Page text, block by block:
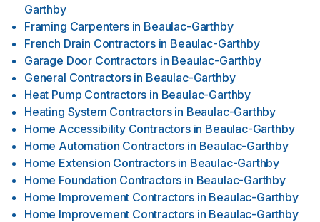
Garthby
Framing Carpenters in Beaulac-Garthby
French Drain Contractors in Beaulac-Garthby
Garage Door Contractors in Beaulac-Garthby
General Contractors in Beaulac-Garthby
Heat Pump Contractors in Beaulac-Garthby
Heating System Contractors in Beaulac-Garthby
Home Accessibility Contractors in Beaulac-Garthby
Home Automation Contractors in Beaulac-Garthby
Home Extension Contractors in Beaulac-Garthby
Home Foundation Contractors in Beaulac-Garthby
Home Improvement Contractors in Beaulac-Garthby
Home Improvement Contractors in Beaulac-Garthby